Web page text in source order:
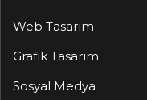
Web Tasarım
Grafik Tasarım
Sosyal Medya